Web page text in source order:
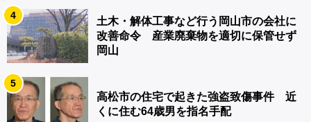
4
土木・解体工事など行う岡山市の会社に
改善命令 産業廃棄物を適切に保管せず
岡山
5
高松市の住宅で起きた強盗致傷事件 近
くに住む64歳男を指名手配